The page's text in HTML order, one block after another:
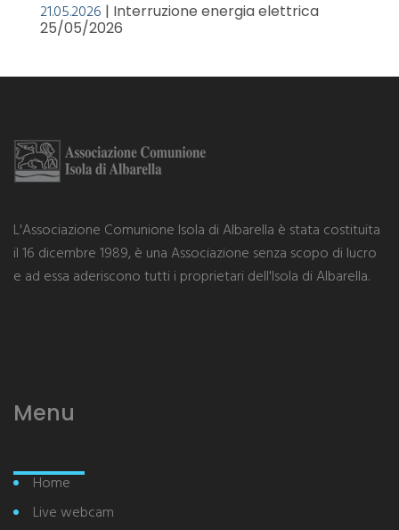
21.05.2026 | Interruzione energia elettrica
25/05/2026
L'Associazione Comunione Isola di Albarella è stata costituita
il 16 dicembre 1989, è una Associazione senza scopo di lucro
e ad essa aderiscono tutti i proprietari dell'Isola di Albarella.
Menu
Home
Live webcam